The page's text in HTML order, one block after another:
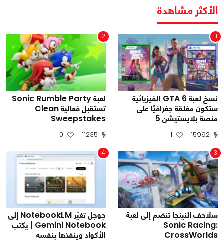
الأكثر مشاهدة
1
نسخ لعبة GTA 6 الفيزيائية
ستكون مغلقة جغرافيًا على
منصة بلايستيشن 5
15992
1
2
لعبة Sonic Rumble Party
تستقبل فعالية Clean
Sweepstakes
11235
0
3
سلاحف النينجا تنضم إلى لعبة
Sonic Racing:
CrossWorlds
4
جوجل تغيّر NotebookLM إلى
Gemini Notebook | يكتب
الأكواد وينفذها بنفسه